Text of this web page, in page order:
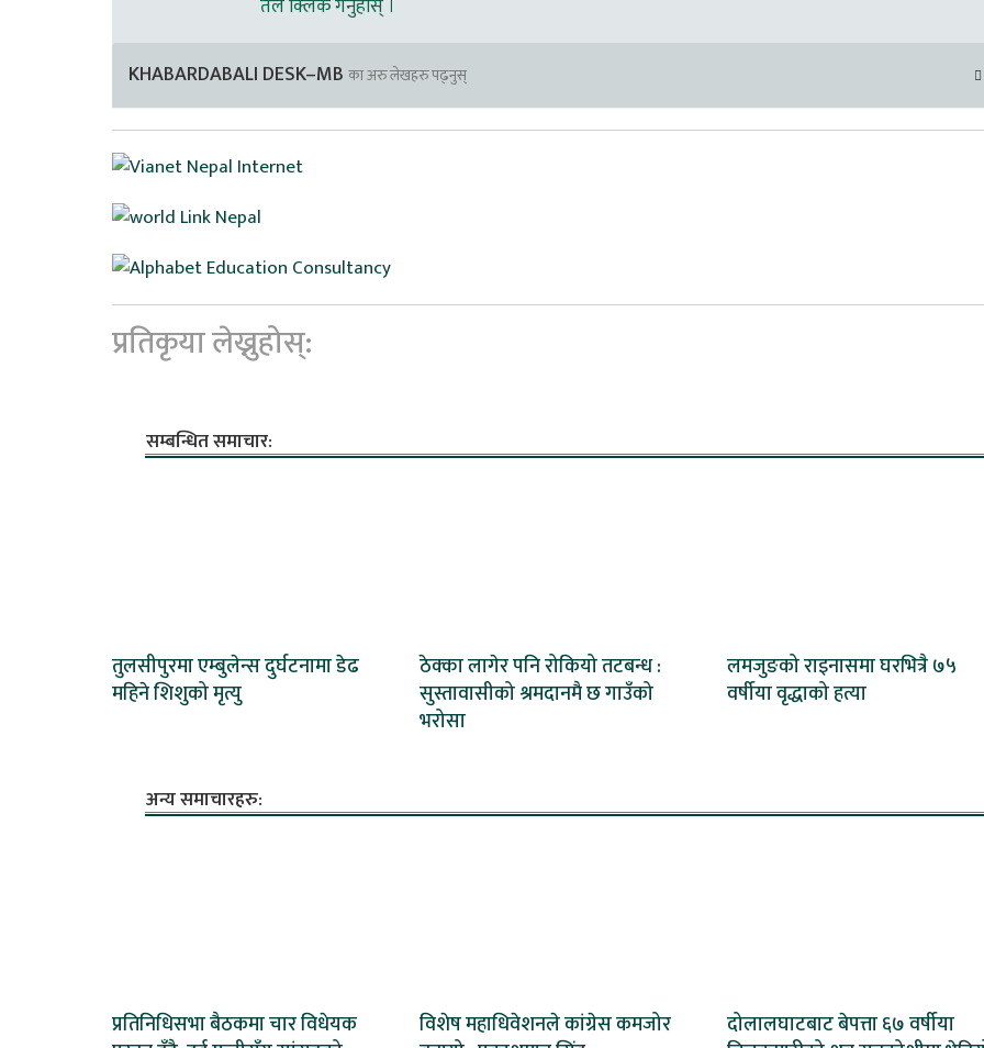
तल क्लिक गर्नुहोस् ।
KHABARDABALI DESK–MB का अरु लेखहरु पढ्नुस्
प्रतिकृया लेख्नुहोस्:
सम्बन्धित समाचार:
तुलसीपुरमा एम्बुलेन्स दुर्घटनामा डेढ
महिने शिशुको मृत्यु
ठेक्का लागेर पनि रोकियो तटबन्ध :
सुस्तावासीको श्रमदानमै छ गाउँको
भरोसा
लमजुङको राइनासमा घरभित्रै ७५
वर्षीया वृद्धाको हत्या
अन्य समाचारहरु:
प्रतिनिधिसभा बैठकमा चार विधेयक
विशेष महाधिवेशनले कांग्रेस कमजोर
दोलालघाटबाट बेपत्ता ६७ वर्षीया